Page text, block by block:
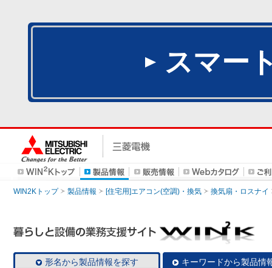
スマー
WIN2Kトップ 製品情報 [住宅用]エアコン(空調)・換気 換気扇・ロスナイ
形名から製品情報を探す キーワードから製品情